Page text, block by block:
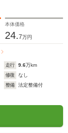
本体価格
24.7万円
走行 9.6万km
修復
なし
整備
法定整備付